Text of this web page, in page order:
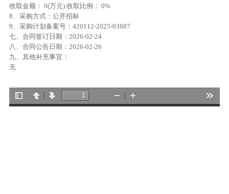
收取金额： 0(万元) 收取比例： 0%
8、采购方式：公开招标
9、采购计划备案号：420112-2025-03887
七、合同签订日期：2026-02-24
八、合同公告日期：2026-02-26
九、其他补充事宜：
无